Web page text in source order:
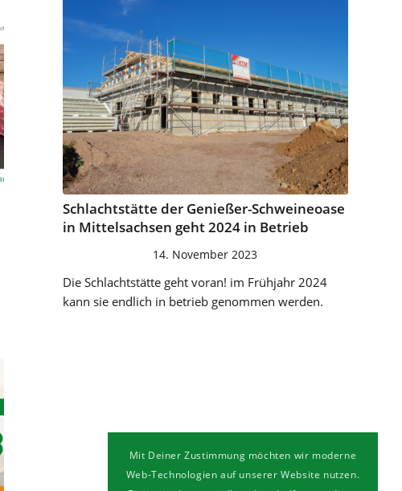
Schlacht­stät­te der Genie­ßer-Schwei­ne­oa­se
in Mit­tel­sach­sen geht 2024 in Betrieb
14. November 2023
Die Schlachtstätte geht voran! im Frühjahr 2024
kann sie endlich in betrieb genommen werden.
Mit Deiner Zustimmung möchten wir moderne
Web-Technologien auf unserer Website nutzen.